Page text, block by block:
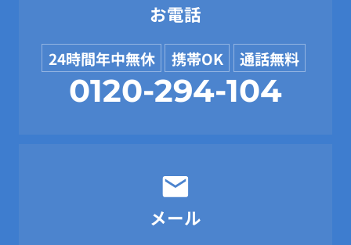
お電話
24時間年中無休 携帯OK 通話無料
0120-294-104
メール